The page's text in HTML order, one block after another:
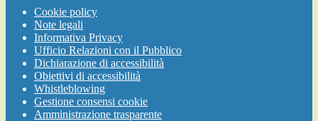
Cookie policy
Note legali
Informativa Privacy
Ufficio Relazioni con il Pubblico
Dichiarazione di accessibilità
Obiettivi di accessibilità
Whistleblowing
Gestione consensi cookie
Amministrazione trasparente